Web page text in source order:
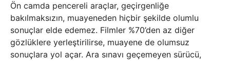
Ön camda pencereli araçlar, geçirgenliğe
bakılmaksızın, muayeneden hiçbir şekilde olumlu
sonuçlar elde edemez. Filmler %70’den az diğer
gözlüklere yerleştirilirse, muayene de olumsuz
sonuçlara yol açar. Ara sınavı geçemeyen sürücü,